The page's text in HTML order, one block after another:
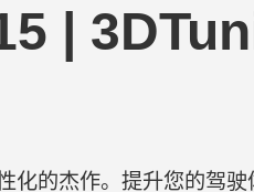
|
的杰作。提升您的驾驶